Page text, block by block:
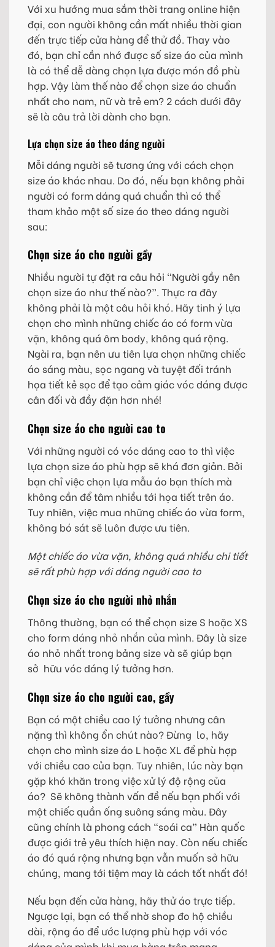
Với xu hướng mua sắm thời trang online hiện
đại, con người không cần mất nhiều thời gian
đến trực tiếp cửa hàng để thử đồ. Thay vào
đó, bạn chỉ cần nhớ được số size áo của mình
là có thể dễ dàng chọn lựa được món đồ phù
hợp. Vậy làm thế nào để chọn size áo chuẩn
nhất cho nam, nữ và trẻ em? 2 cách dưới đây
sẽ là câu trả lời dành cho bạn.
Lựa chọn size áo theo dáng người
Mỗi dáng người sẽ tương ứng với cách chọn
size áo khác nhau. Do đó, nếu bạn không phải
người có form dáng quá chuẩn thì có thể
tham khảo một số size áo theo dáng người
sau:
Chọn size áo cho người gầy
Nhiều người tự đặt ra câu hỏi “Người gầy nên
chọn size áo như thế nào?”. Thực ra đây
không phải là một câu hỏi khó. Hãy tinh ý lựa
chọn cho mình những chiếc áo có form vừa
vặn, không quá ôm body, không quá rộng.
Ngài ra, bạn nên ưu tiên lựa chọn những chiếc
áo sáng màu, sọc ngang và tuyệt đối tránh
họa tiết kẻ sọc để tạo cảm giác vóc dáng được
cân đối và đầy đặn hơn nhé!
Chọn size áo cho người cao to
Với những người có vóc dáng cao to thì việc
lựa chọn size áo phù hợp sẽ khá đơn giản. Bởi
bạn chỉ việc chọn lựa mẫu áo bạn thích mà
không cần để tâm nhiều tới họa tiết trên áo.
Tuy nhiên, việc mua những chiếc áo vừa form,
không bó sát sẽ luôn được ưu tiên.
Một chiếc áo vừa vặn, không quá nhiều chi tiết
sẽ rất phù hợp với dáng người cao to
Chọn size áo cho người nhỏ nhắn
Thông thường, bạn có thể chọn size S hoặc XS
cho form dáng nhỏ nhắn của mình. Đây là size
áo nhỏ nhất trong bảng size và sẽ giúp bạn
sở hữu vóc dáng lý tưởng hơn.
Chọn size áo cho người cao, gầy
Bạn có một chiều cao lý tưởng nhưng cân
nặng thì không ổn chút nào? Đừng lo, hãy
chọn cho mình size áo L hoặc XL để phù hợp
với chiều cao của bạn. Tuy nhiên, lúc này bạn
gặp khó khăn trong việc xử lý độ rộng của
áo? Sẽ không thành vấn đề nếu bạn phối với
một chiếc quần ống suông sáng màu. Đây
cũng chính là phong cách “soái ca” Hàn quốc
được giới trẻ yêu thích hiện nay. Còn nếu chiếc
áo đó quá rộng nhưng bạn vẫn muốn sở hữu
chúng, mang tới tiệm may là cách tốt nhất đó!
Nếu bạn đến cửa hàng, hãy thử áo trực tiếp.
Ngược lại, bạn có thể nhờ shop đo hộ chiều
dài, rộng áo để ước lượng phù hợp với vóc